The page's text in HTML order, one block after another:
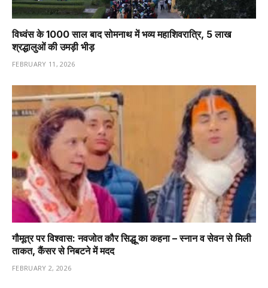
विध्वंस के 1000 साल बाद सोमनाथ में भव्य महाशिवरात्रि, 5 लाख
श्रद्धालुओं की उमड़ी भीड़
FEBRUARY 11, 2026
गौमूत्र पर विश्वास: नवजोत कौर सिद्धू का कहना – स्नान व सेवन से मिली
ताकत, कैंसर से निबटने में मदद
FEBRUARY 2, 2026